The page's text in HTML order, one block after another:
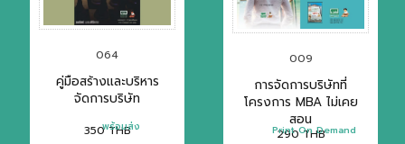
064
คู่มือสร้างและบริหาร
จัดการบริษัท
350 THB
พร้อมส่ง
009
การจัดการบริษัทที่
โครงการ MBA ไม่เคย
สอน
290 THB
Print On Demand